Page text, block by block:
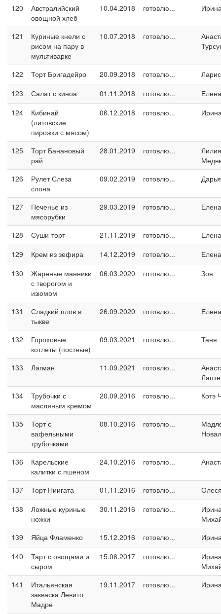
120
Австралийский
овощной хлеб
10.04.2018 готовлю...
121
Куриные кнели с
рисом на пару в
мультиварке
10.07.2018 готовлю...
122 Торт Бригадейро 20.09.2018 готовлю...
123
Салат с киноа 01.11.2018 готовлю...
124
Кибинай
(литовские
пирожки с мясом)
06.12.2018 готовлю...
125
Торт Банановый
рай
28.01.2019 готовлю...
Лилия
126
Рулет Слеза
слона
09.02.2019 готовлю... Дарья
127
Печенье из
мясорубки
29.03.2019 готовлю...
128 Суши-торт 21.11.2019 готовлю...
129
Крем из зефира 14.12.2019 готовлю...
130
Жареные манники
с творогом и
изюмом
06.03.2020 готовлю... Зоя
131
Сладкий плов в
тыкве
26.09.2020 готовлю...
132
Гороховые
котлеты (постные)
09.03.2021 готовлю... Таня
133 Лагман 11.09.2021 готовлю...
134
Трубочки с
масляным кремом
20.09.2016 готовлю... Котэ
135
Торт с
вафельными
трубочками
08.10.2016 готовлю...
136
Карельские
калитки с пшеном
24.10.2016 готовлю...
137 Торт Ниигата 01.11.2016 готовлю...
138
Ложные куриные
ножки
30.11.2016 готовлю...
139
Яйца Фламенко 15.12.2016 готовлю...
140
Тарт с овощами и
сыром
15.06.2017 готовлю...
141
Итальянская
закваска Левито
Мадре
19.11.2017 готовлю...